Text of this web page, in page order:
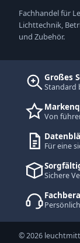
Fachhandel für
Lichttechnik,
und Zubehör.
Großes
Standard
Von
Für eine
Sichere
© 2026